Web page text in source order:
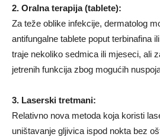
2. Oralna terapija (tablete):
Za teže oblike infekcije, dermatolog
antifungalne tablete poput terbinafina
traje nekoliko sedmica ili mjeseci, ali
jetrenih funkcija zbog mogućih
3. Laserski tretmani:
Relativno nova metoda koja koristi
uništavanje gljivica ispod nokta bez